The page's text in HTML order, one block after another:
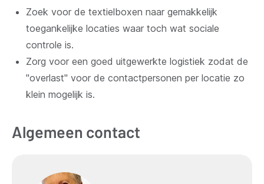
Zoek voor de textielboxen naar gemakkelijk
toegankelijke locaties waar toch wat sociale
controle is.
Zorg voor een goed uitgewerkte logistiek zodat de
"overlast" voor de contactpersonen per locatie zo
klein mogelijk is.
Algemeen contact